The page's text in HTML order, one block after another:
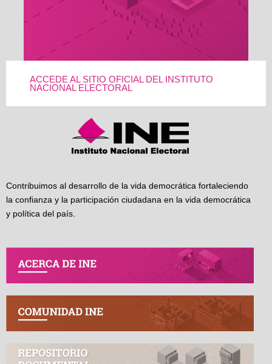
ACCEDE AL SITIO OFICIAL DEL INSTITUTO
NACIONAL ELECTORAL
Contribuimos al desarrollo de la vida democrática fortaleciendo
la confianza y la participación ciudadana en la vida democrática
y política del país.